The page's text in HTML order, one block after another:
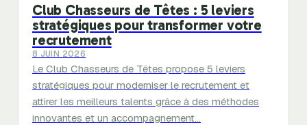
Club Chasseurs de Têtes : 5 leviers
stratégiques pour transformer votre
recrutement
8 JUIN 2026
Le Club Chasseurs de Têtes propose 5 leviers
stratégiques pour moderniser le recrutement et
attirer les meilleurs talents grâce à des méthodes
innovantes et un accompagnement…